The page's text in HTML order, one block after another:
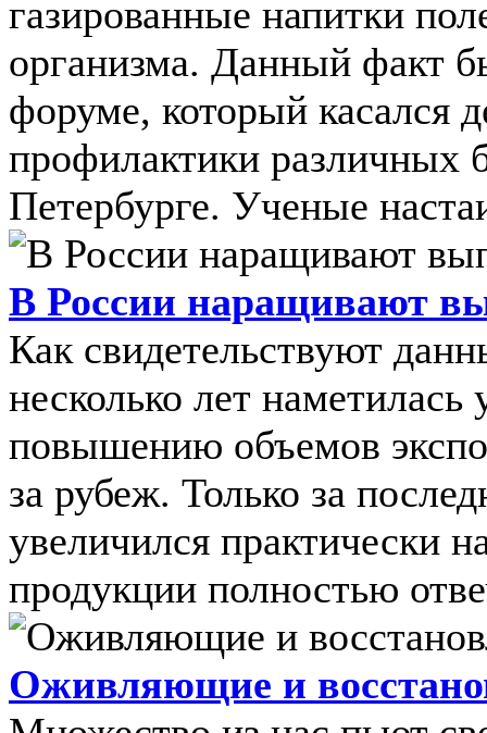
газированные напитки
организма. Данный факт
форуме, который касался
профилактики различных
Петербурге. Ученые
В России наращивают
Как свидетельствуют
несколько лет наметилась
повышению объемов
за рубеж. Только за
увеличился практически
продукции полностью
Оживляющие и